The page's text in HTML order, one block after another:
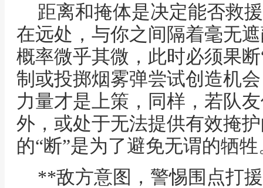
距离和掩体是决定能否救
在远处，与你之间隔着毫无
概率微乎其微，此时必须果
制或投掷烟雾弹尝试创造机
力量才是上策，同样，若队
外，或处于无法提供有效掩
的“断”是为了避免无谓的牺牲
**敌方意图，警惕围点打